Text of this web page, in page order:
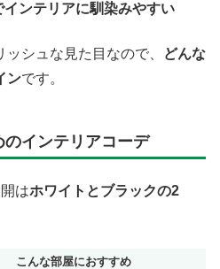
インテリアに馴染みやすい
シュな見た目なので、
どんな
ンです。
インテリアコーデ
はホワイトとブラックの2
こんな部屋におすすめ